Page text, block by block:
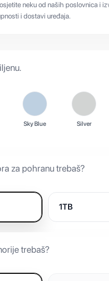
neku od naših poslovnica i
i dostavi uređaja.
Sky Blue Silver
za pohranu trebaš?
1TB
trebaš?